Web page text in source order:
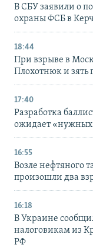
В СБУ заявили о
охраны ФСБ в
18:44
При взрыве в
Плохотнюк и зять
17:40
Разработка
ожидает «нужных
16:55
Возле нефтяного
произошли два
16:18
В Украине
налоговикам из
РФ